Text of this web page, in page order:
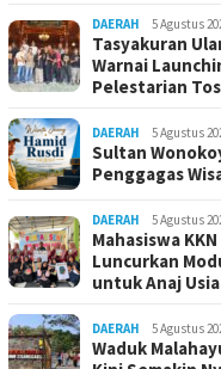
DAERAH 5 Agustus
Tasyakuran
Warnai
Pelestarian
DAERAH 5 Agustus
Sultan
Penggagas
DAERAH 5 Agustus
Mahasiswa
Luncurkan
untuk Anaj
DAERAH 5 Agustus
Waduk